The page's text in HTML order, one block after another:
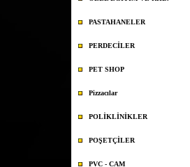
PASTAHANELER
PERDECİLER
PET SHOP
Pizzacılar
POLİKLİNİKLER
POŞETÇİLER
PVC - CAM